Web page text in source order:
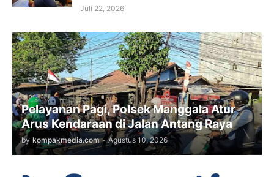
Juli 22, 2026
Pelayanan Pagi, Polsek Manggala Atur
Arus Kendaraan di Jalan Antang Raya
by kompakmedia.com - Agustus 10, 2026